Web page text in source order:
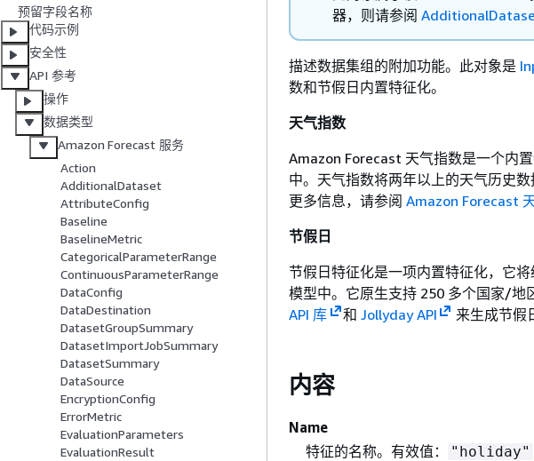
预留字段名称
代码示例
安全性
API 参考
操作
数据类型
Amazon Forecast 服务
Action
AdditionalDataset
AttributeConfig
Baseline
BaselineMetric
CategoricalParameterRange
ContinuousParameterRange
DataConfig
DataDestination
DatasetGroupSummary
DatasetImportJobSummary
DatasetSummary
DataSource
EncryptionConfig
ErrorMetric
EvaluationParameters
EvaluationResult
器，则请参阅
描述数据集组的附加功能。此对象是
数和节假日内置特征化。
天气指数
Amazon Forecast 天气指数是一个内
中。天气指数将两年以上的天气历史
更多信息，请参阅 Amazon Forecast
节假日
节假日特征化是一项内置特征化，它
模型中。它原生支持 250 多个国家/地
API 库
和 Jollyday API 来生成节假
内容
Name
特征的名称。有效值：
"holiday"